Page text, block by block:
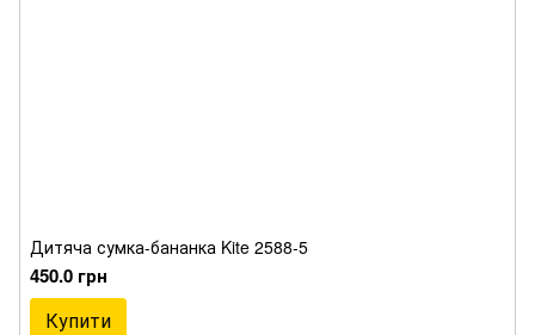
Дитяча сумка-бананка Kite 2588-5
450.0 грн
Купити